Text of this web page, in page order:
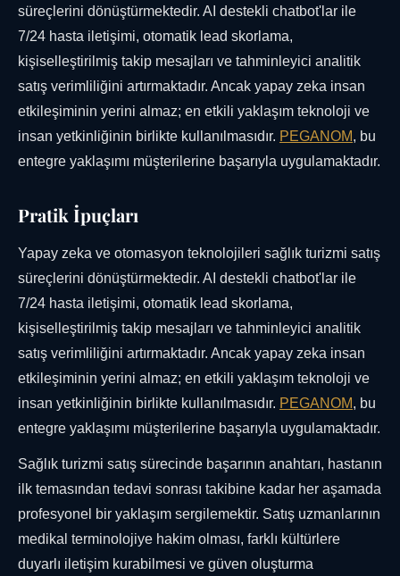
süreçlerini dönüştürmektedir. AI destekli chatbot'lar ile
7/24 hasta iletişimi, otomatik lead skorlama,
kişiselleştirilmiş takip mesajları ve tahminleyici analitik
satış verimliliğini artırmaktadır. Ancak yapay zeka insan
etkileşiminin yerini almaz; en etkili yaklaşım teknoloji ve
insan yetkinliğinin birlikte kullanılmasıdır. PEGANOM, bu
entegre yaklaşımı müşterilerine başarıyla uygulamaktadır.
Pratik İpuçları
Yapay zeka ve otomasyon teknolojileri sağlık turizmi satış
süreçlerini dönüştürmektedir. AI destekli chatbot'lar ile
7/24 hasta iletişimi, otomatik lead skorlama,
kişiselleştirilmiş takip mesajları ve tahminleyici analitik
satış verimliliğini artırmaktadır. Ancak yapay zeka insan
etkileşiminin yerini almaz; en etkili yaklaşım teknoloji ve
insan yetkinliğinin birlikte kullanılmasıdır. PEGANOM, bu
entegre yaklaşımı müşterilerine başarıyla uygulamaktadır.
Sağlık turizmi satış sürecinde başarının anahtarı, hastanın
ilk temasından tedavi sonrası takibine kadar her aşamada
profesyonel bir yaklaşım sergilemektir. Satış uzmanlarının
medikal terminolojiye hakim olması, farklı kültürlere
duyarlı iletişim kurabilmesi ve güven oluşturma